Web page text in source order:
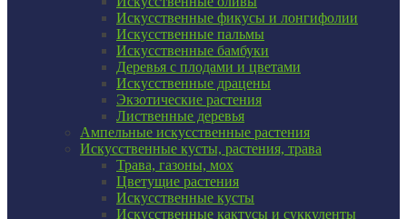
Искусственные фикусы и лонгифолии
Искусственные пальмы
Искусственные бамбуки
Деревья с плодами и цветами
Искусственные драцены
Экзотические растения
Лиственные деревья
Ампельные искусственные растения
Искусственные кусты, растения, трава
Трава, газоны, мох
Цветущие растения
Искусственные кусты
Искусственные кактусы и суккуленты